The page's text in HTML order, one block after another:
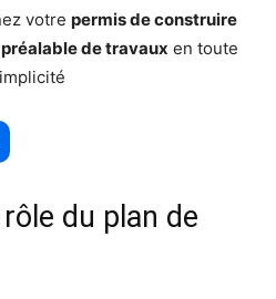
votre permis de construire
de travaux en toute
du plan de